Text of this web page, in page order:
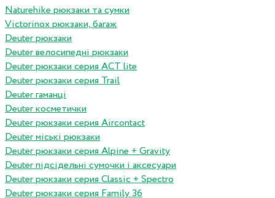
Naturehike рюкзаки та сумки
Victorinox рюкзаки, багаж
Deuter рюкзаки
Deuter велосипедні рюкзаки
Deuter рюкзаки серия ACT lite
Deuter рюкзаки серия Trail
Deuter гаманці
Deuter косметички
Deuter рюкзаки серия Aircontact
Deuter міські рюкзаки
Deuter рюкзаки серия Alpine + Gravity
Deuter підсідельні сумочки і аксесуари
Deuter рюкзаки серия Classic + Spectro
Deuter рюкзаки серия Family 36